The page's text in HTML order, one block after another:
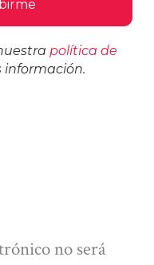
política de
no será